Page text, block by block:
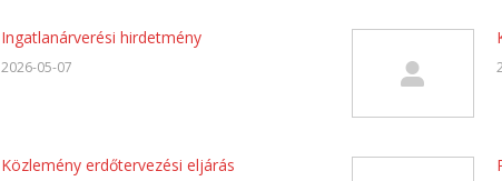
Ingatlanárverési hirdetmény
2026-05-07
Közlemény erdőtervezési eljárás